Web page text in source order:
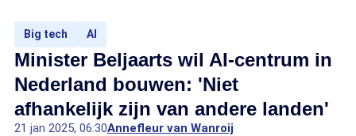
Big tech AI
Minister Beljaarts wil AI-centrum in
Nederland bouwen: 'Niet
afhankelijk zijn van andere landen'
21 jan 2025, 06:30Annefleur van Wanroij